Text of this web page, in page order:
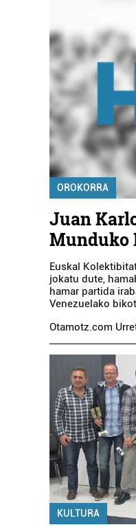
OROKORRA
Juan
Munduko
Euskal
jokatu dute,
hamar partida
Venezuelako
Otamotz.com
KULTURA